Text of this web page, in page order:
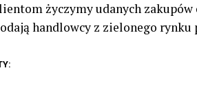
życzymy udanych
handlowcy z zielonego rynku